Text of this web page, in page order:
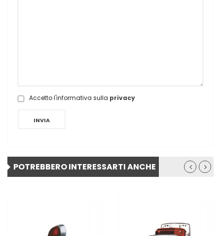
Accetto l'informativa sulla privacy
INVIA
POTREBBERO INTERESSARTI ANCHE